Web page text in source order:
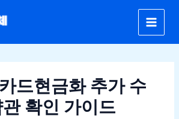
드현금화 추가 수
확인 가이드